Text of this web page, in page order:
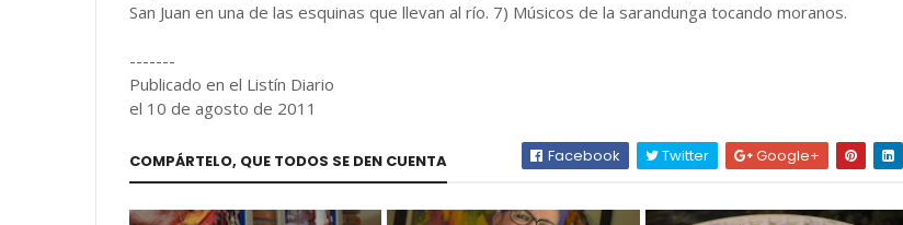
San Juan en una de las esquinas que llevan al río. 7) Músicos de la sarandunga tocando moranos.
-------
Publicado en el Listín Diario
el 10 de agosto de 2011
COMPÁRTELO, QUE TODOS SE DEN CUENTA Facebook Twitter Google+